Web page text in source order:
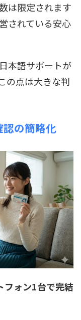
は限定されます
されている安心
本語サポートが
の点は大きな判
の簡略化
フォン1台で完結